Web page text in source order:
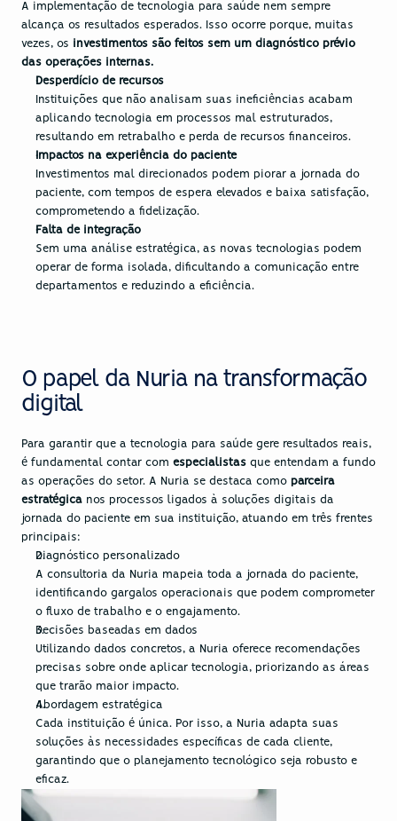
A implementação de tecnologia para saúde nem sempre
alcança os resultados esperados. Isso ocorre porque, muitas
vezes, os investimentos são feitos sem um diagnóstico prévio
das operações internas.
Desperdício de recursos
Instituições que não analisam suas ineficiências acabam
aplicando tecnologia em processos mal estruturados,
resultando em retrabalho e perda de recursos financeiros.
Impactos na experiência do paciente
Investimentos mal direcionados podem piorar a jornada do
paciente, com tempos de espera elevados e baixa satisfação,
comprometendo a fidelização.
Falta de integração
Sem uma análise estratégica, as novas tecnologias podem
operar de forma isolada, dificultando a comunicação entre
departamentos e reduzindo a eficiência.
O papel da Nuria na transformação
digital
Para garantir que a tecnologia para saúde gere resultados reais,
é fundamental contar com especialistas que entendam a fundo
as operações do setor. A Nuria se destaca como parceira
estratégica nos processos ligados à soluções digitais da
jornada do paciente em sua instituição, atuando em três frentes
principais:
Diagnóstico personalizado
A consultoria da Nuria mapeia toda a jornada do paciente,
identificando gargalos operacionais que podem comprometer
o fluxo de trabalho e o engajamento.
Decisões baseadas em dados
Utilizando dados concretos, a Nuria oferece recomendações
precisas sobre onde aplicar tecnologia, priorizando as áreas
que trarão maior impacto.
Abordagem estratégica
Cada instituição é única. Por isso, a Nuria adapta suas
soluções às necessidades específicas de cada cliente,
garantindo que o planejamento tecnológico seja robusto e
eficaz.